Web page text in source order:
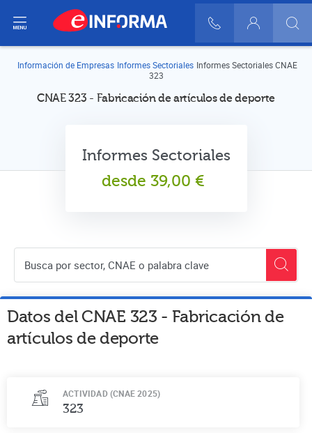
900 10 30 20
Login
Información de Empresas Informes Sectoriales Informes Sectoriales CNAE
323
CNAE 323 - Fabricación de artículos de deporte
Informes Sectoriales
desde 39,00 €
Datos del CNAE 323 - Fabricación de
artículos de deporte
ACTIVIDAD (CNAE 2025)
323